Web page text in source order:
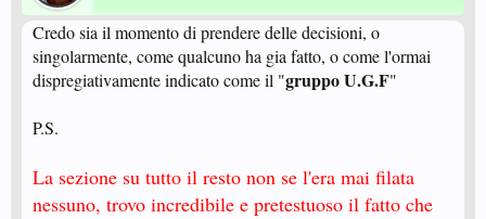
Credo sia il momento di prendere delle decisioni, o
singolarmente, come qualcuno ha gia fatto, o come l'ormai
dispregiativamente indicato come il "gruppo U.G.F"
P.S.
La sezione su tutto il resto non se l'era mai filata
nessuno, trovo incredibile e pretestuoso il fatto che